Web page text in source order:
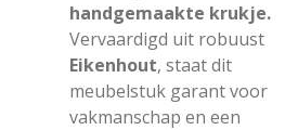
handgemaakte krukje.
Vervaardigd uit robuust
Eikenhout, staat dit
meubelstuk garant voor
vakmanschap en een